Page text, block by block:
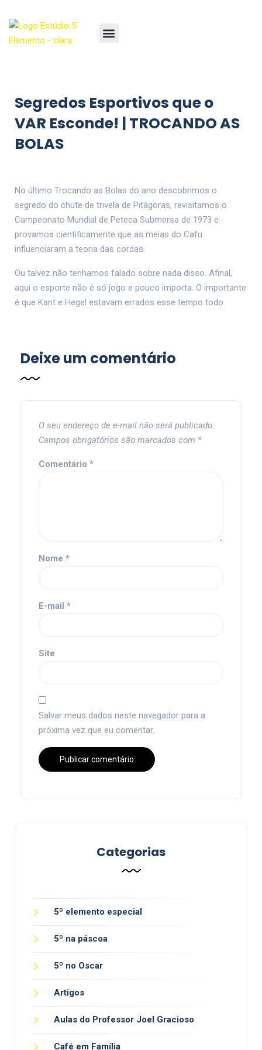
Segredos Esportivos que o
VAR Esconde! | TROCANDO AS
BOLAS
No último Trocando as Bolas do ano descobrimos o
segredo do chute de trivela de Pitágoras, revisitamos o
Campeonato Mundial de Peteca Submersa de 1973 e
provamos cientificamente que as meias do Cafu
influenciaram a teoria das cordas.
Ou talvez não tenhamos falado sobre nada disso. Afinal,
aqui o esporte não é só jogo e pouco importa. O importante
é que Kant e Hegel estavam errados esse tempo todo.
Deixe um comentário
O seu endereço de e-mail não será publicado.
Campos obrigatórios são marcados com *
Comentário *
Nome *
E-mail *
Site
Salvar meus dados neste navegador para a
próxima vez que eu comentar.
Categorias
5º elemento especial
5º na páscoa
5º no Oscar
Artigos
Aulas do Professor Joel Gracioso
Café em Família